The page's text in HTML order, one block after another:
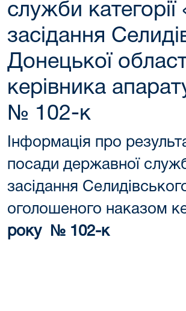
служби
засідання
Донецької
керівника
№ 102-к
Інформація про
посади державної
засідання
оголошеного наказом
року № 102-к